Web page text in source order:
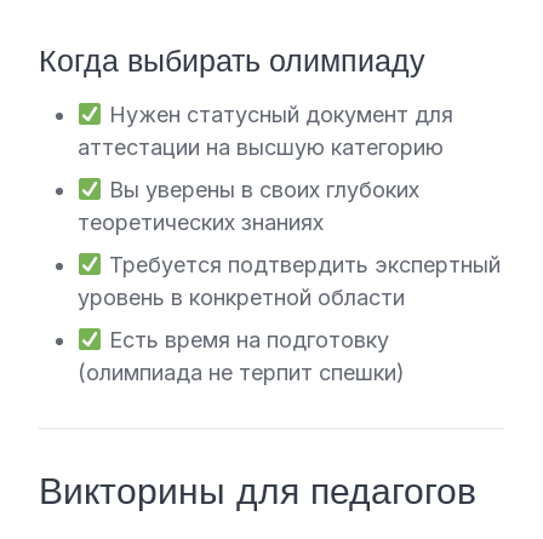
Когда выбирать олимпиаду
Нужен статусный документ для
аттестации на высшую категорию
Вы уверены в своих глубоких
теоретических знаниях
Требуется подтвердить экспертный
уровень в конкретной области
Есть время на подготовку
(олимпиада не терпит спешки)
Викторины для педагогов